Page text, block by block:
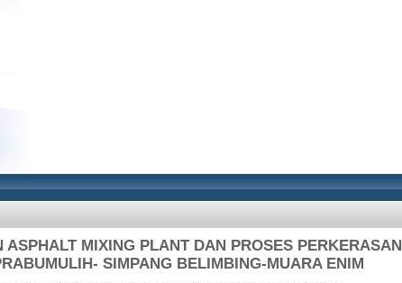
MIXING PLANT DAN PROSES PERKERASAN
SIMPANG BELIMBING-MUARA ENIM